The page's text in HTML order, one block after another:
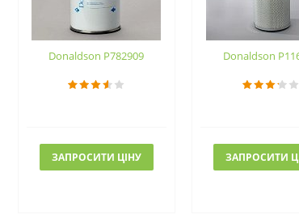
Donaldson P782909
ЗАПРОСИТИ ЦІНУ
Donaldson
ЗАПРОСИТИ